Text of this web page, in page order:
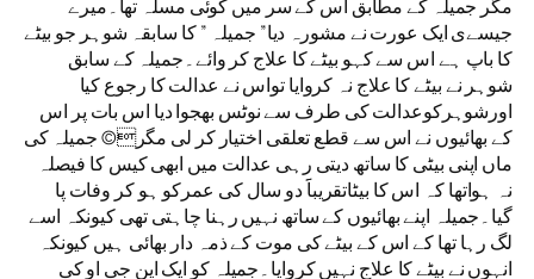
مگر جمیلہ کے مطابق اس کے سر میں کوئی مسلہ تھا۔میرے
جیسےی ایک عورت نے مشورہ دیا” جمیلہ ” کا سابقہ شوہر جو بیٹے
کا باپ ہے اس سے کہو بیٹے کا علاج کر وائے۔جمیلہ کے سابق
شوہر نے بیٹے کا علاج نہ کروایا تواس نے عدالت کا رجوع کیا
اورشوہرکوعدالت کی طرف سے نوٹس بھجوا دیا اس بات پر اس
کے بھائیوں نے اس سے قطع تعلقی اختیار کر لی مگر© جمیلہ کی
ماں اپنی بیٹی کا ساتھ دیتی رہی عدالت میں ابھی کیس کا فیصلہ
نہ ہواتھا کہ اس کا بیٹاتقریباََ دو سال کی عمرکو ہو کر وفات پا
گیا۔جمیلہ اپنے بھائیوں کے ساتھ نہیں رہنا چاہتی تھی کیونکہ اسے
لگ رہا تھا کے اس کے بیٹے کی موت کے ذمہ دار بھائی ہیں کیونکہ
انہوں نے بیٹے کا علاج نہیں کروایا۔جمیلہ کو ایک این جی او کی